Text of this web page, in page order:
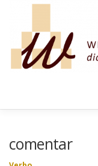
Saltar al contenido
comentar